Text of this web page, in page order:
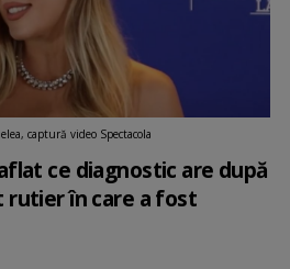
captură video Spectacola
ce diagnostic are după
în care a fost